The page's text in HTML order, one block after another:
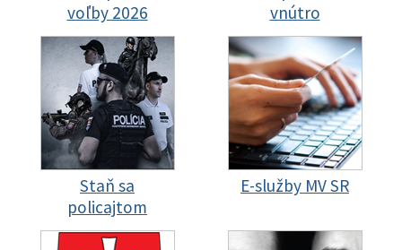
voľby 2026
vnútro
Staň sa
policajtom
E-služby MV SR